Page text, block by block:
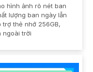
hình ảnh rõ nét ban
lượng ban ngày lẫn
thẻ nhớ 256GB,
ngoài trời